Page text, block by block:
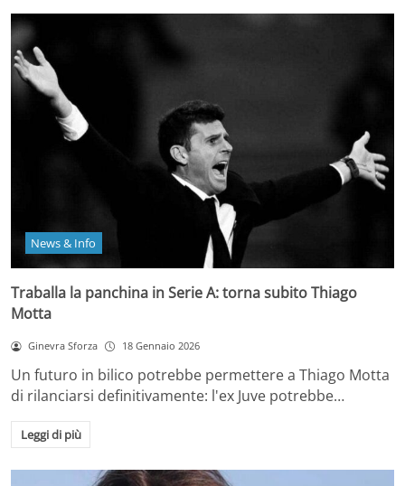
News & Info
Traballa la panchina in Serie A: torna subito Thiago
Motta
Ginevra Sforza 18 Gennaio 2026
Un futuro in bilico potrebbe permettere a Thiago Motta
di rilanciarsi definitivamente: l'ex Juve potrebbe…
Leggi di più